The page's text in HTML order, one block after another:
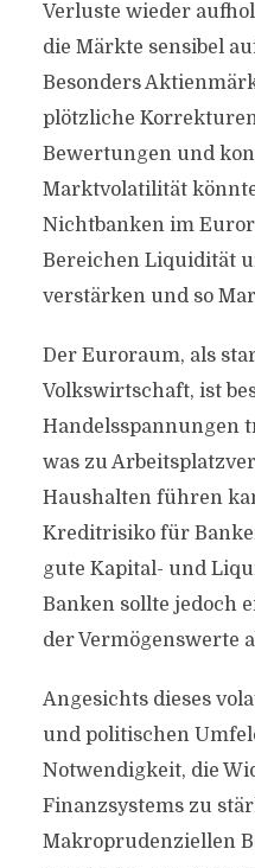
Verluste wieder
die Märkte sensibel
Besonders
plötzliche
Bewertungen und
Marktvolatilität
Nichtbanken im
Bereichen Liquidität
verstärken und so
Der Euroraum, als
Volkswirtschaft, ist
Handelsspannungen
was zu
Haushalten führen
Kreditrisiko für
gute Kapital- und
Banken sollte jedoch
der Vermögenswerte
Angesichts dieses
und politischen
Notwendigkeit, die
Finanzsystems zu
Makroprudenziellen